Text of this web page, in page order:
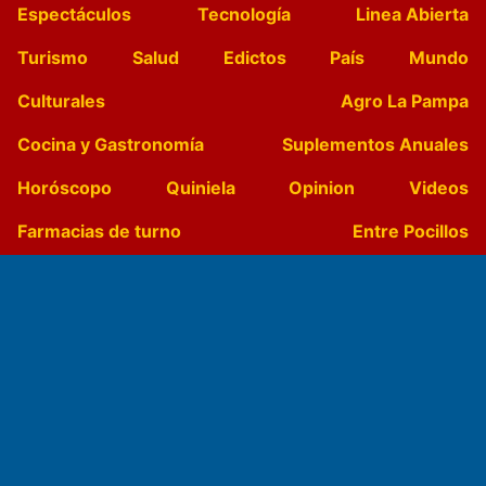
Espectáculos
Tecnología
Linea Abierta
Turismo
Salud Edictos País
Mundo
Culturales
Agro La Pampa
Cocina y Gastronomía
Suplementos Anuales
Horóscopo
Quiniela Opinion
Videos
Farmacias de turno
Entre Pocillos